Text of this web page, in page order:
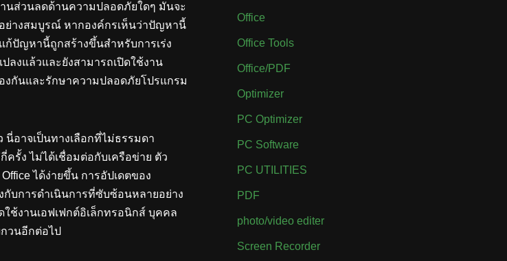
ส่วนลดด้านความปลอดภัยใดๆ มันจะ
ย่างสมบูรณ์ หากองค์กรเห็นว่าปัญหานี้
ปัญหานี้ถูกสร้างขึ้นสำหรับการเร่ง
งแล้วและยังสามารถเปิดใช้งาน
งกันและรักษาความปลอดภัยโปรแกรม
อาจเป็นทางเลือกที่ไม่ธรรมดา
ครั้ง ไม่ได้เชื่อมต่อกับเครือข่าย ตัว
ได้ง่ายขึ้น การอัปเดตของ
กับการดำเนินการที่ซับซ้อนหลายอย่าง
ช้งานเอฟเฟกต์อิเล็กทรอนิกส์ บุคคล
วนอีกต่อไป
Office
Office Tools
Office/PDF
Optimizer
PC Optimizer
PC Software
PC UTILITIES
PDF
photo/video editer
Screen Recorder